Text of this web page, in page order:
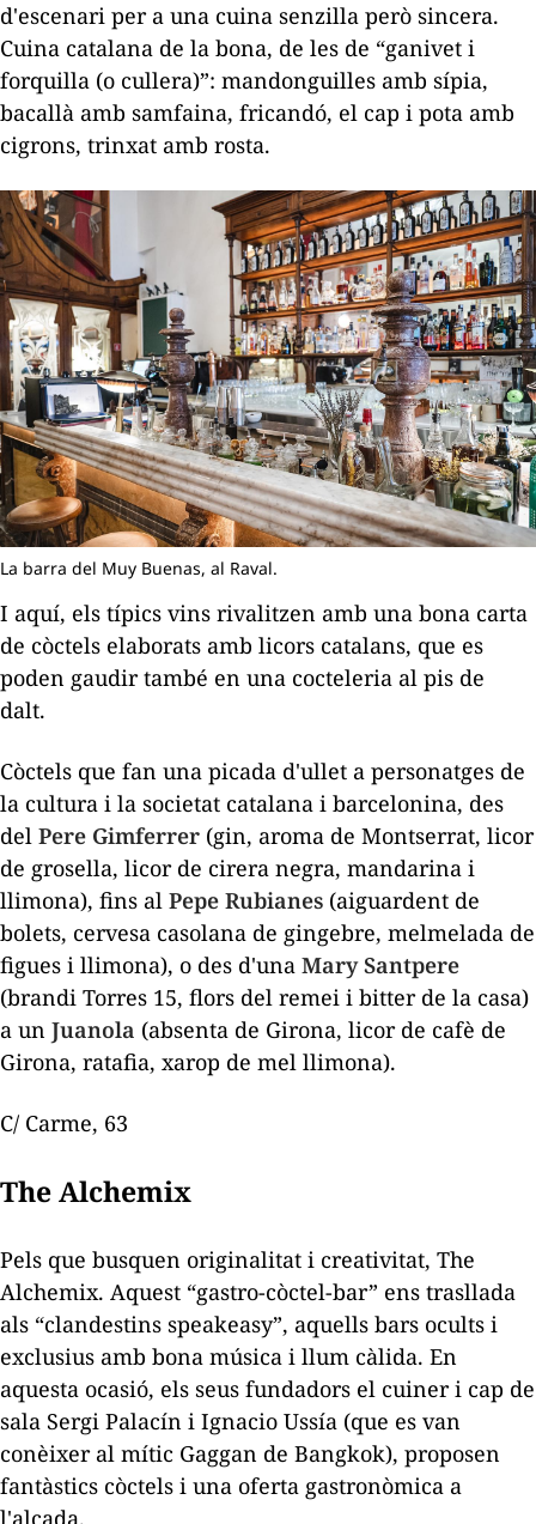
d'escenari per a una cuina senzilla però sincera.
Cuina catalana de la bona, de les de “ganivet i
forquilla (o cullera)”: mandonguilles amb sípia,
bacallà amb samfaina, fricandó, el cap i pota amb
cigrons, trinxat amb rosta.
La barra del Muy Buenas, al Raval.
I aquí, els típics vins rivalitzen amb una bona carta
de còctels elaborats amb licors catalans, que es
poden gaudir també en una cocteleria al pis de
dalt.
Còctels que fan una picada d'ullet a personatges de
la cultura i la societat catalana i barcelonina, des
del Pere Gimferrer (gin, aroma de Montserrat, licor
de grosella, licor de cirera negra, mandarina i
llimona), fins al Pepe Rubianes (aiguardent de
bolets, cervesa casolana de gingebre, melmelada de
figues i llimona), o des d'una Mary Santpere
(brandi Torres 15, flors del remei i bitter de la casa)
a un Juanola (absenta de Girona, licor de cafè de
Girona, ratafia, xarop de mel llimona).
C/ Carme, 63
The Alchemix
Pels que busquen originalitat i creativitat, The
Alchemix. Aquest “gastro-còctel-bar” ens trasllada
als “clandestins speakeasy”, aquells bars ocults i
exclusius amb bona música i llum càlida. En
aquesta ocasió, els seus fundadors el cuiner i cap de
sala Sergi Palacín i Ignacio Ussía (que es van
conèixer al mític Gaggan de Bangkok), proposen
fantàstics còctels i una oferta gastronòmica a
l'alçada.